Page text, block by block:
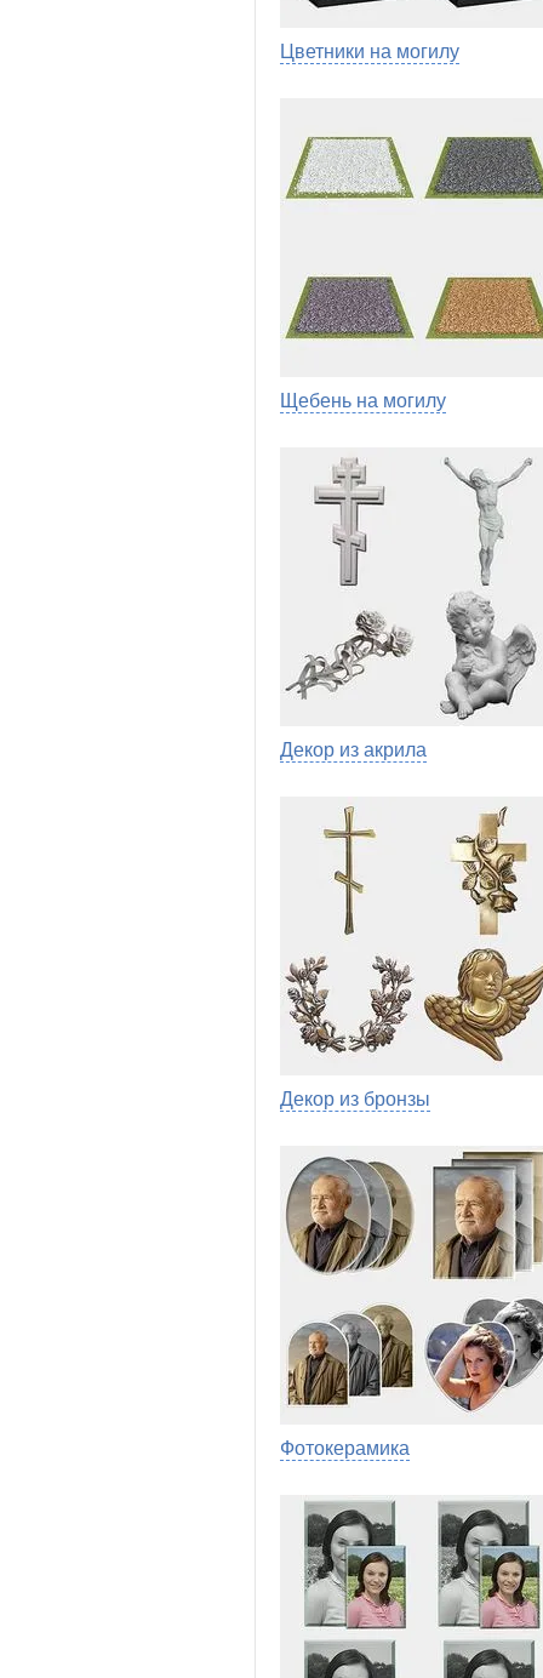
Цветники на могилу
Щебень на могилу
Декор из акрила
Декор из бронзы
Фотокерамика